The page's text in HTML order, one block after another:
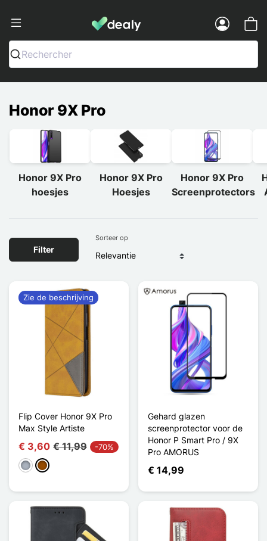
Dealy - Telefoonhoesjes en
Rechercher
Honor 9X Pro
Honor 9X Pro
hoesjes
Honor 9X Pro
Hoesjes
Honor 9X Pro
Screenprotectors
Filter
Sorteer op
Flip Cover Honor 9X Pro
Max Style Artiste
€ 3,60 € 11,99 -70%
GrijsBruin
Zie de beschrijving
Gehard glazen
screenprotector voor de
Honor P Smart Pro / 9X
Pro AMORUS
€ 14,99